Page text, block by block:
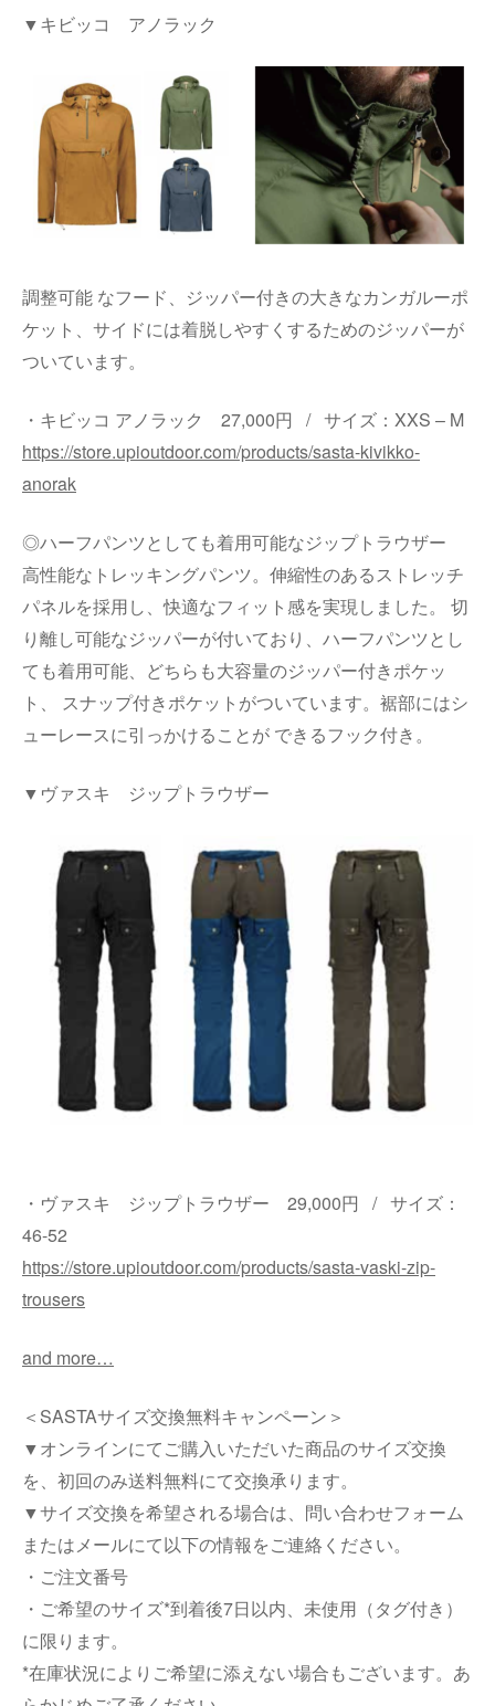
▼キビッコ アノラック
調整可能 なフード、ジッパー付きの大きなカンガルーポ
ケット、サイドには着脱しやすくするためのジッパーが
ついています。
・キビッコ アノラック 27,000円 / サイズ：XXS – M
https://store.upioutdoor.com/products/sasta-kivikko-
anorak
◎ハーフパンツとしても着用可能なジップトラウザー
高性能なトレッキングパンツ。伸縮性のあるストレッチ
パネルを採用し、快適なフィット感を実現しました。 切
り離し可能なジッパーが付いており、ハーフパンツとし
ても着用可能、どちらも大容量のジッパー付きポケッ
ト、 スナップ付きポケットがついています。裾部にはシ
ューレースに引っかけることが できるフック付き。
▼ヴァスキ ジップトラウザー
・ヴァスキ ジップトラウザー 29,000円 / サイズ：
46-52
https://store.upioutdoor.com/products/sasta-vaski-zip-
trousers
and more…
＜SASTAサイズ交換無料キャンペーン＞
▼オンラインにてご購入いただいた商品のサイズ交換
を、初回のみ送料無料にて交換承ります。
▼サイズ交換を希望される場合は、問い合わせフォーム
またはメールにて以下の情報をご連絡ください。
・ご注文番号
・ご希望のサイズ*到着後7日以内、未使用（タグ付き）
に限ります。
*在庫状況によりご希望に添えない場合もございます。あ